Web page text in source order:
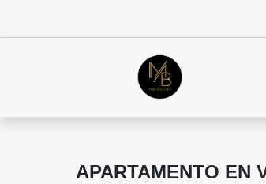
APARTAMENTO EN